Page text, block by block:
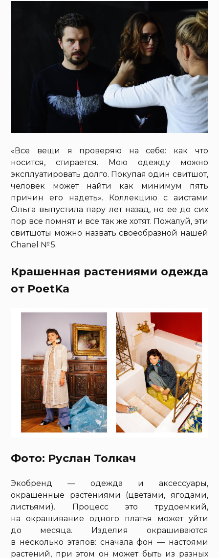
«Все вещи я проверяю на себе: как что
носится, стирается. Мою одежду можно
эксплуатировать долго. Покупая один свитшот,
человек может найти как минимум пять
причин его надеть». Коллекцию с аистами
Ольга выпустила пару лет назад, но ее до сих
пор все помнят и все так же хотят. Пожалуй, эти
свитшоты можно назвать своеобразной нашей
Chanel № 5.
Крашенная растениями одежда
от PoetKa
Фото: Руслан Толкач
Экобренд — одежда и аксессуары,
окрашенные растениями (цветами, ягодами,
листьями). Процесс это трудоемкий,
на окрашивание одного платья может уйти
до месяца. Изделия окрашиваются
в несколько этапов: сначала фон — настоями
растений, при этом он может быть из разных